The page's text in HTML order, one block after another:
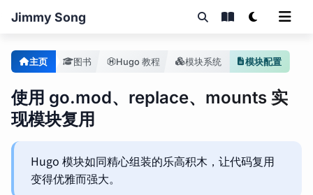
Jimmy Song
主页 图书 Hugo 教程 模块系统 模块配置
使用 go.mod、replace、mounts 实
现模块复用
Hugo 模块如同精心组装的乐高积木，让代码复用
变得优雅而强大。